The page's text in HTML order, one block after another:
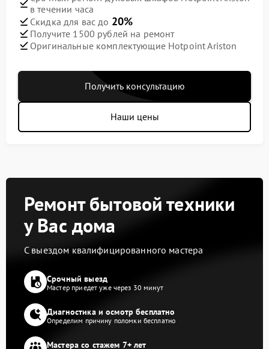
в течении часа
Скидка для вас до 20%
Получите 1500 рублей на ремонт
Оригинальные комплектующие Hotpoint Ariston
Получить консультацию
Наши цены
Ремонт бытовой техники
у Вас дома
С выездом квалифицированного мастера
Срочный выезд
Мастер приедет уже через 30 минут
Диагностика и осмотр бесплатно
Определим причину поломки бесплатно
Мастера со стажем 7+ лет